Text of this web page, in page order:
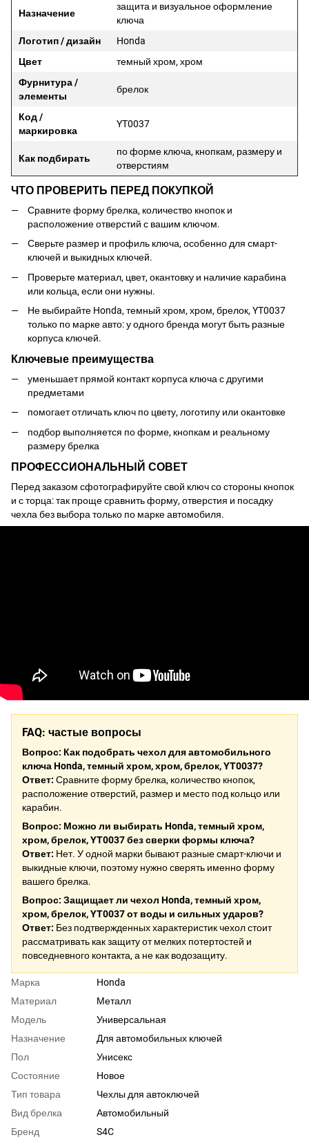
Назначение
защита и визуальное оформление
ключа
Логотип / дизайн
Honda
Цвет
темный хром, хром
Фурнитура /
элементы
брелок
Код /
маркировка
YT0037
Как подбирать
по форме ключа, кнопкам, размеру и
отверстиям
ЧТО ПРОВЕРИТЬ ПЕРЕД ПОКУПКОЙ
Сравните форму брелка, количество кнопок и
расположение отверстий с вашим ключом.
Сверьте размер и профиль ключа, особенно для смарт-
ключей и выкидных ключей.
Проверьте материал, цвет, окантовку и наличие карабина
или кольца, если они нужны.
Не выбирайте Honda, темный хром, хром, брелок, YT0037
только по марке авто: у одного бренда могут быть разные
корпуса ключей.
Ключевые преимущества
уменьшает прямой контакт корпуса ключа с другими
предметами
помогает отличать ключ по цвету, логотипу или окантовке
подбор выполняется по форме, кнопкам и реальному
размеру брелка
ПРОФЕССИОНАЛЬНЫЙ СОВЕТ
Перед заказом сфотографируйте свой ключ со стороны кнопок
и с торца: так проще сравнить форму, отверстия и посадку
чехла без выбора только по марке автомобиля.
FAQ: частые вопросы
Вопрос: Как подобрать чехол для автомобильного
ключа Honda, темный хром, хром, брелок, YT0037?
Ответ: Сравните форму брелка, количество кнопок,
расположение отверстий, размер и место под кольцо или
карабин.
Вопрос: Можно ли выбирать Honda, темный хром,
хром, брелок, YT0037 без сверки формы ключа?
Ответ: Нет. У одной марки бывают разные смарт-ключи и
выкидные ключи, поэтому нужно сверять именно форму
вашего брелка.
Вопрос: Защищает ли чехол Honda, темный хром,
хром, брелок, YT0037 от воды и сильных ударов?
Ответ: Без подтвержденных характеристик чехол стоит
рассматривать как защиту от мелких потертостей и
повседневного контакта, а не как водозащиту.
Марка
Honda
Материал
Металл
Модель
Универсальная
Назначение
Для автомобильных ключей
Пол
Унисекс
Состояние
Новое
Тип товара
Чехлы для автоключей
Вид брелка
Автомобильный
Бренд
S4C